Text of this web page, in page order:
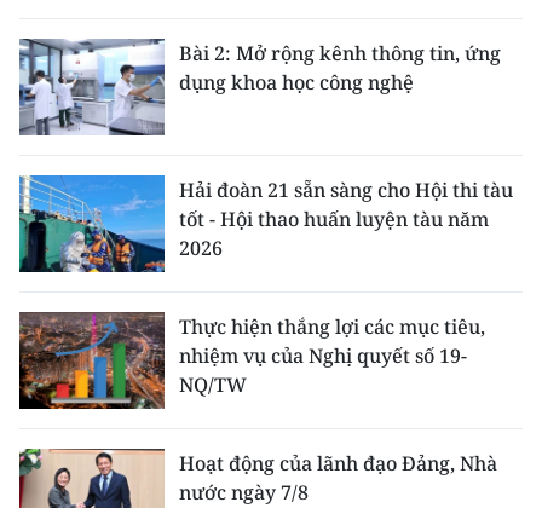
Bài 2: Mở rộng kênh thông tin, ứng
dụng khoa học công nghệ
Hải đoàn 21 sẵn sàng cho Hội thi tàu
tốt - Hội thao huấn luyện tàu năm
2026
Thực hiện thắng lợi các mục tiêu,
nhiệm vụ của Nghị quyết số 19-
NQ/TW
Hoạt động của lãnh đạo Đảng, Nhà
nước ngày 7/8